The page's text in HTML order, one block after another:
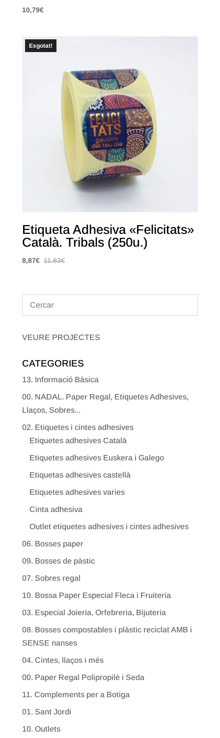
10,79€
Esgotat!
Etiqueta Adhesiva «Felicitats»
Català. Tribals (250u.)
8,87€ 11,83€
VEURE PROJECTES
CATEGORIES
13. Informació Bàsica
00. NADAL. Paper Regal, Etiquetes Adhesives,
Llaços, Sobres...
02. Etiquetes i cintes adhesives
Etiquetes adhesives Català
Etiquetes adhesives Euskera i Galego
Etiquetas adhesives castellà
Etiquetes adhesives varies
Cinta adhesiva
Outlet etiquetes adhesives i cintes adhesives
06. Bosses paper
09. Bosses de pàstic
07. Sobres regal
10. Bossa Paper Especial Fleca i Fruiteria
03. Especial Joieria, Orfebreria, Bijuteria
08. Bosses compostables i plàstic reciclat AMB i
SENSE nanses
04. Cintes, llaços i més
00. Paper Regal Polipropilè i Seda
11. Complements per a Botiga
01. Sant Jordi
10. Outlets